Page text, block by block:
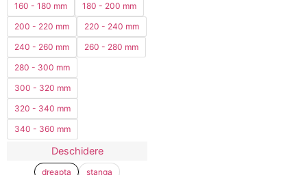
160 - 180 mm
180 - 200 mm
200 - 220 mm
220 - 240 mm
240 - 260 mm
260 - 280 mm
280 - 300 mm
300 - 320 mm
320 - 340 mm
340 - 360 mm
Deschidere
dreapta stanga